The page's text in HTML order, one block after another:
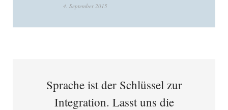
4. September 2015
Sprache ist der Schlüssel zur
Integration. Lasst uns die